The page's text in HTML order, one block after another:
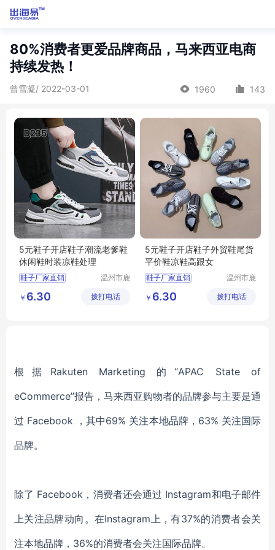
80%消费者更爱品牌商品，马来西亚电商
持续发热！
曾雪凝/ 2022-03-01 1960 143
5元鞋子开店鞋子潮流老爹鞋
休闲鞋时装凉鞋处理
鞋子厂家直销
地摊鞋子批发
温州市鹿
步鞋行
￥ 6.30 拨打电话
5元鞋子开店鞋子外贸鞋尾货
平价鞋凉鞋高跟女
鞋子厂家直销
地摊鞋子批发
温州市鹿
步鞋行
￥ 6.30 拨打电话
根据Rakuten Marketing 的“APAC State of
eCommerce”报告，马来西亚购物者的品牌参与主要是通
过 Facebook ，其中69% 关注本地品牌，63% 关注国际
品牌。
除了 Facebook，消费者还会通过 Instagram和电子邮件
上关注品牌动向。在Instagram上，有37%的消费者会关
注本地品牌，36%的消费者会关注国际品牌。